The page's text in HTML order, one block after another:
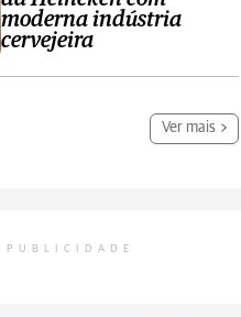
moderna indústria
cervejeira
Ver mais
PUBLICIDADE